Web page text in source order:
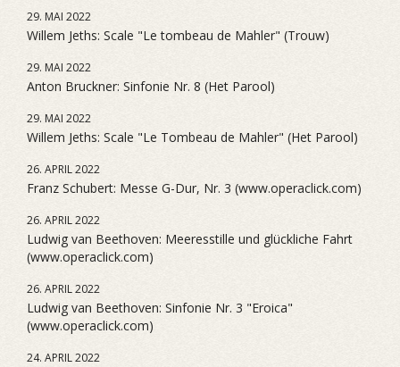
29. MAI 2022
Willem Jeths: Scale "Le tombeau de Mahler" (Trouw)
29. MAI 2022
Anton Bruckner: Sinfonie Nr. 8 (Het Parool)
29. MAI 2022
Willem Jeths: Scale "Le Tombeau de Mahler" (Het Parool)
26. APRIL 2022
Franz Schubert: Messe G-Dur, Nr. 3 (www.operaclick.com)
26. APRIL 2022
Ludwig van Beethoven: Meeresstille und glückliche Fahrt
(www.operaclick.com)
26. APRIL 2022
Ludwig van Beethoven: Sinfonie Nr. 3 "Eroica"
(www.operaclick.com)
24. APRIL 2022